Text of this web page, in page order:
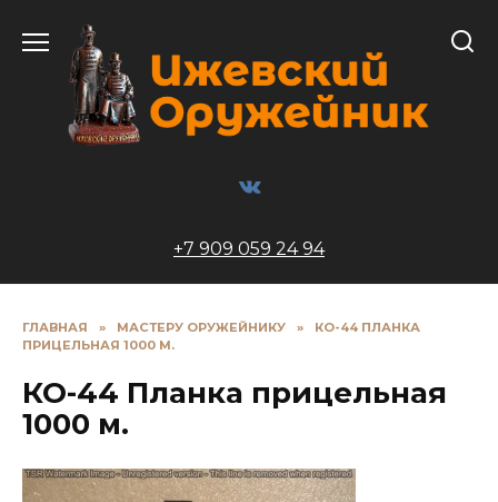
содержанию
+7 909 059 24 94
ГЛАВНАЯ » МАСТЕРУ ОРУЖЕЙНИКУ »
КО-44 ПЛАНКА
ПРИЦЕЛЬНАЯ 1000 М.
КО-44 Планка прицельная
1000 м.